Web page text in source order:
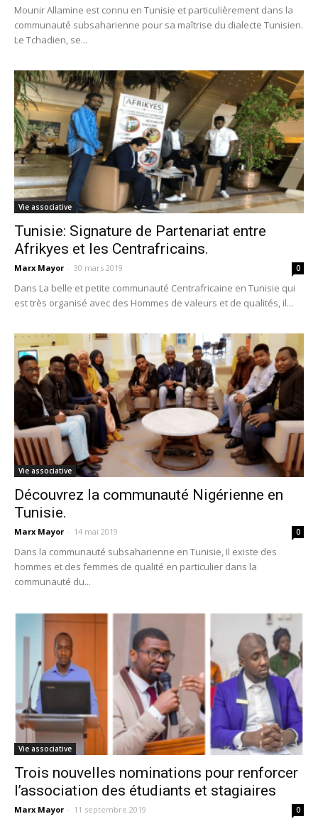
Mounir Allamine est connu en Tunisie et particulièrement dans la
communauté subsaharienne pour sa maîtrise du dialecte Tunisien.
Le Tchadien, se...
Vie associative
Tunisie: Signature de Partenariat entre
Afrikyes et les Centrafricains.
Marx Mayor - 30 mars 2019 0
Dans La belle et petite communauté Centrafricaine en Tunisie qui
est très organisé avec des Hommes de valeurs et de qualités, il...
Vie associative
Découvrez la communauté Nigérienne en
Tunisie.
Marx Mayor - 14 mai 2019 0
Dans la communauté subsaharienne en Tunisie, Il existe des
hommes et des femmes de qualité en particulier dans la
communauté du...
Vie associative
Trois nouvelles nominations pour renforcer
l’association des étudiants et stagiaires
Marx Mayor - 11 septembre 2019 0